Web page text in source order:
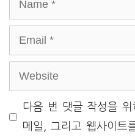
Email
Website
다음 번 댓글 작성을 위
메일, 그리고 웹사이트